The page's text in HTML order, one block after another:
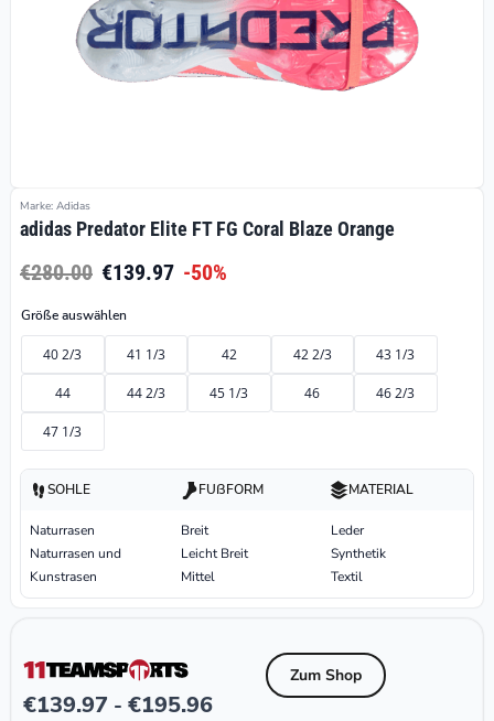
Marke: Adidas
adidas Predator Elite FT FG Coral Blaze Orange
€280.00 €139.97 -50%
Größe auswählen
40 2/3 41 1/3 42 42 2/3 43 1/3
44 44 2/3 45 1/3 46 46 2/3
47 1/3
SOHLE
Naturrasen
Naturrasen und
Kunstrasen
FUßFORM
Breit
Leicht Breit
Mittel
MATERIAL
Leder
Synthetik
Textil
€139.97 - €195.96
Zum Shop